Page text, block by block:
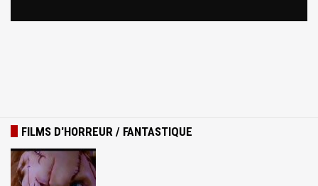
FILMS D'HORREUR / FANTASTIQUE